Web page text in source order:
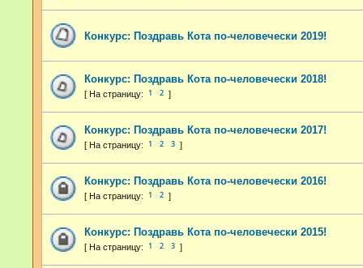
Конкурс: Поздравь Кота по-человечески 2019!
Конкурс: Поздравь Кота по-человечески 2018!
1 2
Конкурс: Поздравь Кота по-человечески 2017!
1 2 3
Конкурс: Поздравь Кота по-человечески 2016!
1 2
Конкурс: Поздравь Кота по-человечески 2015!
1 2 3